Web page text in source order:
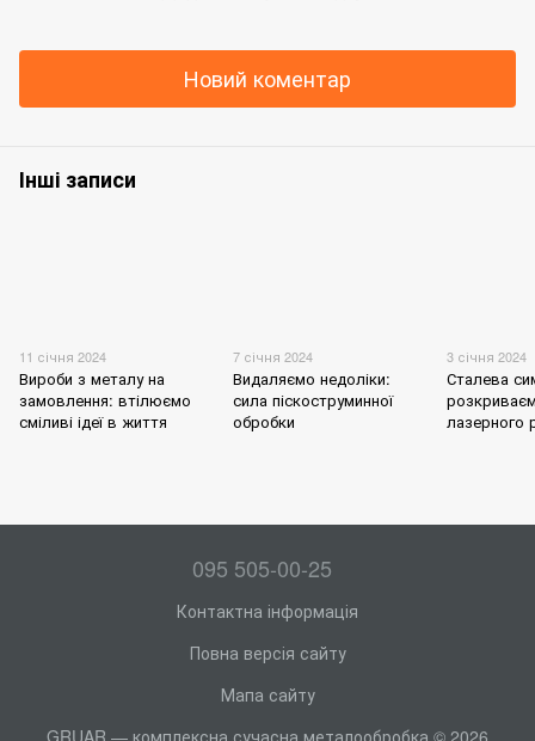
Новий коментар
Інші записи
11 січня 2024
Вироби з металу на
замовлення: втілюємо
сміливі ідеї в життя
7 січня 2024
Видаляємо недоліки:
сила піскоструминної
обробки
3 січня 2024
Сталева
лазерного
095 505-00-25
Контактна інформація
Повна версія сайту
Мапа сайту
GRUAR — комплексна сучасна металообробка © 2026